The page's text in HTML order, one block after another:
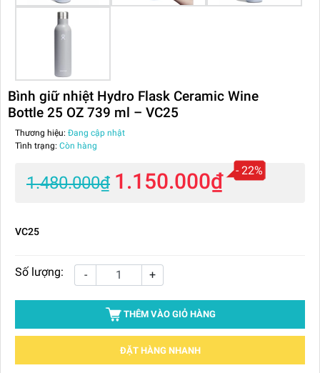
Bình giữ nhiệt Hydro Flask Ceramic Wine
Bottle 25 OZ 739 ml – VC25
Thương hiệu: Đang cập nhật
Tình trạng: Còn hàng
1.480.000₫ 1.150.000₫ - 22%
VC25
Số lượng: - +
THÊM VÀO GIỎ HÀNG
ĐẶT HÀNG NHANH